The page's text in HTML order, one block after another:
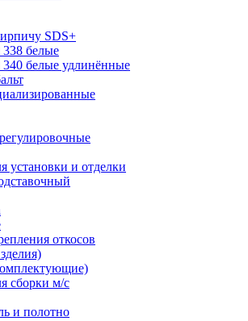
SDS+
белые
белые удлинённые
установки и отделки
откосов
сборки м/с
и полотно